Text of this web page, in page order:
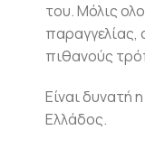
του. Μόλις
παραγγελίας,
πιθανούς
Είναι δυνατή
Ελλάδος.